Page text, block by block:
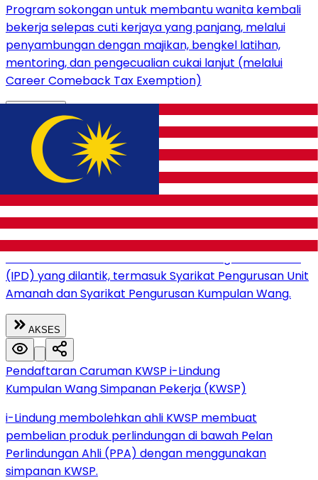
Program sokongan untuk membantu wanita kembali
bekerja selepas cuti kerjaya yang panjang, melalui
penyambungan dengan majikan, bengkel latihan,
mentoring, dan pengecualian cukai lanjut (melalui
Career Comeback Tax Exemption)
AKSES
Pendaftaran Caruman KWSP i-Invest
Kumpulan Wang Simpanan Pekerja (KWSP)
Perkhidmatan ini membolehkan ahli yang mempunyai
simpanan secukupnya untuk memindahkan
sebahagian dari dana dalam Akaun Persaraan untuk
(IPD) yang dilantik, termasuk Syarikat Pengurusan Unit
Amanah dan Syarikat Pengurusan Kumpulan Wang.
AKSES
Pendaftaran Caruman KWSP i-Lindung
Kumpulan Wang Simpanan Pekerja (KWSP)
i-Lindung membolehkan ahli KWSP membuat
pembelian produk perlindungan di bawah Pelan
Perlindungan Ahli (PPA) dengan menggunakan
simpanan KWSP.